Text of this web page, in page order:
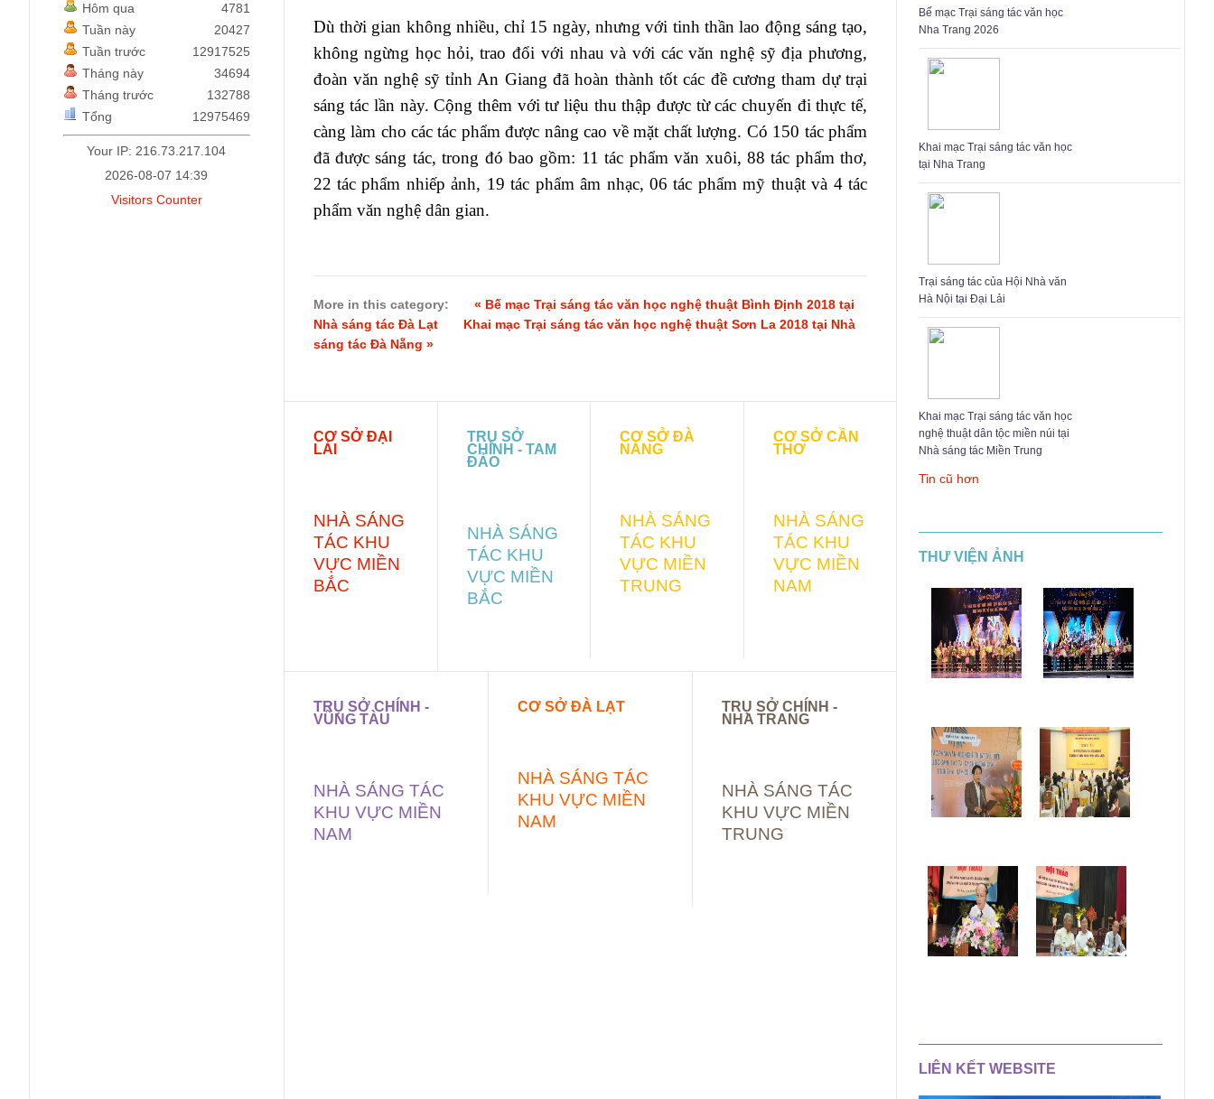
Dù thời gian không nhiều, chỉ 15 ngày, nhưng với tinh thần lao động sáng tạo,
không ngừng học hỏi, trao đổi với nhau và với các văn nghệ sỹ địa phương,
đoàn văn nghệ sỹ tỉnh An Giang đã hoàn thành tốt các đề cương tham dự trại
sáng tác lần này. Cộng thêm với tư liệu thu thập được từ các chuyến đi thực tế,
càng làm cho các tác phẩm được nâng cao về mặt chất lượng. Có 150 tác phẩm
đã được sáng tác, trong đó bao gồm: 11 tác phẩm văn xuôi, 88 tác phẩm thơ,
22 tác phẩm nhiếp ảnh, 19 tác phẩm âm nhạc, 06 tác phẩm mỹ thuật và 4 tác
phẩm văn nghệ dân gian.
More in this category:
« Bế mạc Trại sáng tác văn học nghệ thuật Bình Định 2018 tại
Nhà sáng tác Đà Lạt
Khai mạc Trại sáng tác văn học nghệ thuật Sơn La 2018 tại Nhà
sáng tác Đà Nẵng »
CƠ SỞ ĐẠI
LẢI
NHÀ SÁNG
TÁC KHU
VỰC MIỀN
BẮC
TRỤ SỞ
CHÍNH - TAM
ĐẢO
NHÀ SÁNG
TÁC KHU
VỰC MIỀN
BẮC
CƠ SỞ ĐÀ
NẴNG
NHÀ SÁNG
TÁC KHU
VỰC MIỀN
TRUNG
CƠ SỞ CẦN
THƠ
NHÀ SÁNG
TÁC KHU
VỰC MIỀN
NAM
TRỤ SỞ CHÍNH -
VŨNG TÀU
NHÀ SÁNG TÁC
KHU VỰC MIỀN
NAM
CƠ SỞ ĐÀ LẠT
NHÀ SÁNG TÁC
KHU VỰC MIỀN
NAM
TRỤ SỞ CHÍNH -
NHA TRANG
NHÀ SÁNG TÁC
KHU VỰC MIỀN
TRUNG
Bế mạc Trại sáng tác văn học
Nha Trang 2026
Khai mạc Trại sáng tác văn học
tại Nha Trang
Trại sáng tác của Hội Nhà văn
Hà Nội tại Đại Lải
Khai mạc Trại sáng tác văn học
nghệ thuật dân tộc miền núi tại
Nhà sáng tác Miền Trung
Tin cũ hơn
THƯ VIỆN ẢNH
LIÊN KẾT WEBSITE
Hôm qua
Tuần này
Tuần trước
Tháng này
Tháng trước
Tổng
4781
20427
12917525
34694
132788
12975469
Your IP: 216.73.217.104
2026-08-07 14:39
Visitors Counter